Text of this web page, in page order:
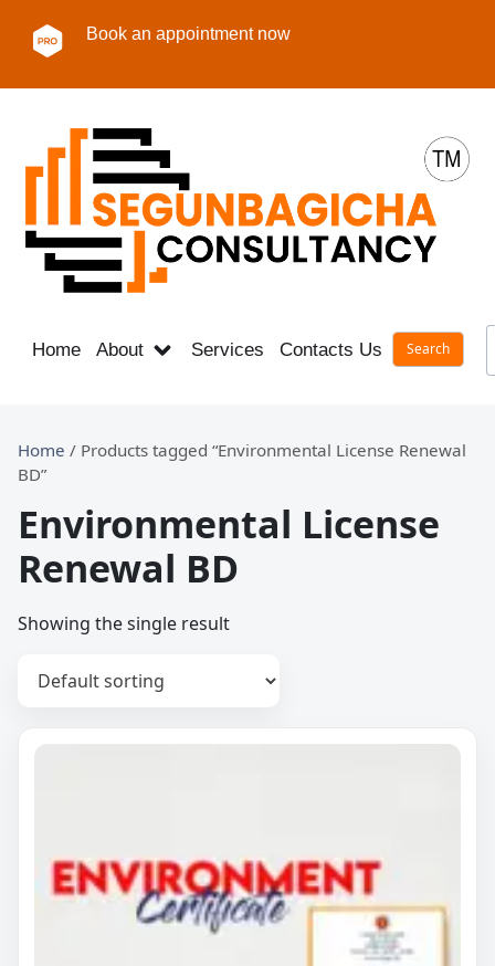
Book an appointment now
Home About Services Contacts Us Career
Home / Products tagged “Environmental License Renewal
BD”
Environmental License
Renewal BD
Showing the single result